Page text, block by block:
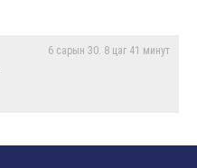
6 сарын 30. 8 цаг 41 минут